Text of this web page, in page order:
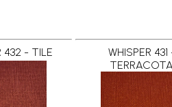
432 - TILE
WHISPER 431
TERRACOTA